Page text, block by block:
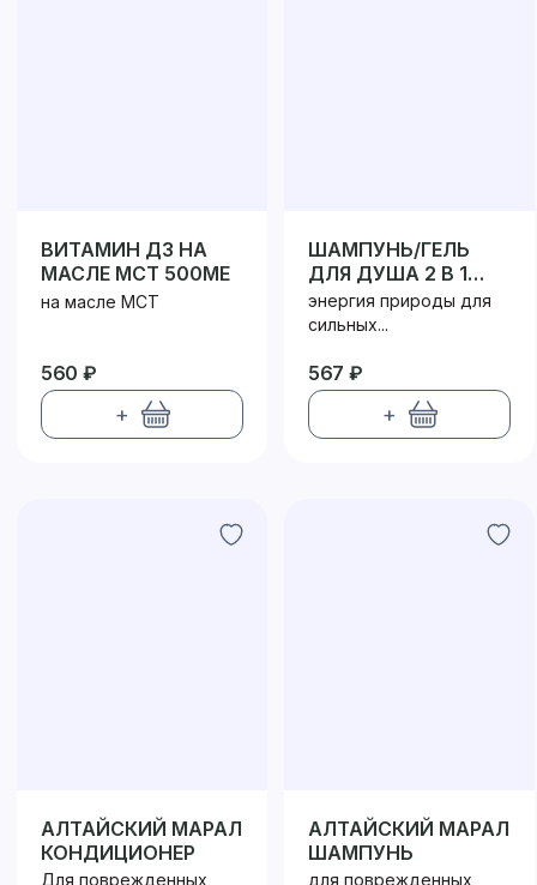
ВИТАМИН Д3 НА
МАСЛЕ МСТ 500МЕ
на масле МСТ
560 ₽
+
ШАМПУНЬ/ГЕЛЬ
ДЛЯ ДУША 2 В 1
МУЖСКОЙ
энергия природы для
сильных...
567 ₽
+
АЛТАЙСКИЙ МАРАЛ
КОНДИЦИОНЕР
Для поврежденных
АЛТАЙСКИЙ МАРАЛ
ШАМПУНЬ
для поврежденных